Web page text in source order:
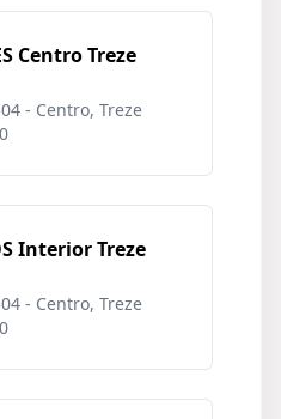
Centro Treze
- Centro, Treze
Interior Treze
- Centro, Treze